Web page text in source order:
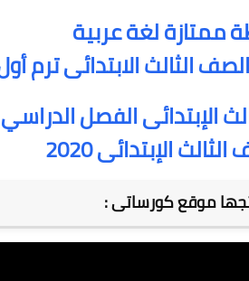
ممتازة لغة عربية
الثالث الابتدائى ترم
الإبتدائى الفصل الدراسي
الإبتدائى 2020
موقع كورساتى :